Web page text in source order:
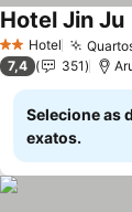
2 Estrelas
Hotel
Hotel Jin Ju
7,4 351
Selecione as
exatos.